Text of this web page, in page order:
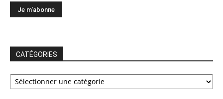
CATÉGORIES
CATÉGORIES